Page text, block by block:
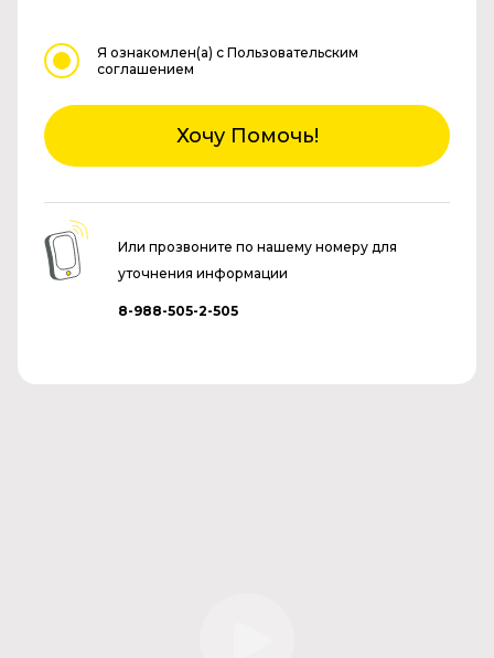
Я ознакомлен(а) с Пользовательским
соглашением
Хочу Помочь!
Или прозвоните по нашему номеру для
уточнения информации
8-988-505-2-505